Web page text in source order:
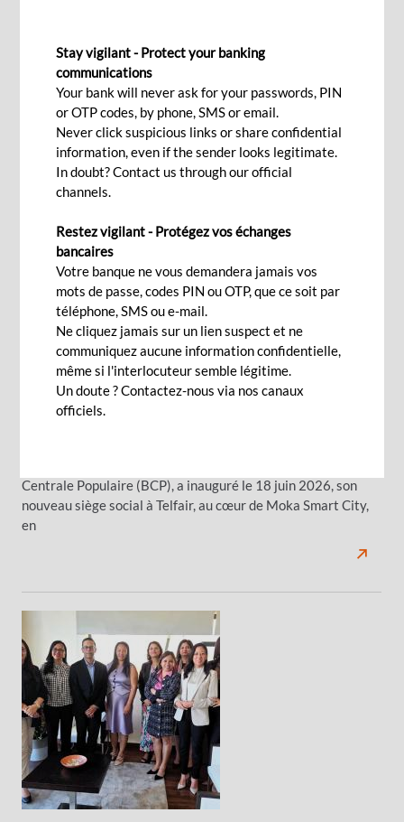
The Latest Updates
Jun 2026
BCP Bank (Mauritius) inaugure son
Centrale Populaire (BCP), a inauguré le 18 juin 2026, son
nouveau siège social à Telfair, au cœur de Moka Smart City,
en
Stay vigilant - Protect your banking
communications
Your bank will never ask for your passwords, PIN
or OTP codes, by phone, SMS or email.
Never click suspicious links or share confidential
information, even if the sender looks legitimate.
In doubt? Contact us through our official
channels.
Restez vigilant - Protégez vos échanges
bancaires
Votre banque ne vous demandera jamais vos
mots de passe, codes PIN ou OTP, que ce soit par
téléphone, SMS ou e-mail.
Ne cliquez jamais sur un lien suspect et ne
communiquez aucune information confidentielle,
même si l'interlocuteur semble légitime.
Un doute ? Contactez-nous via nos canaux
officiels.